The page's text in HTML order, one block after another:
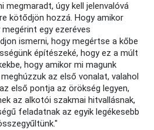
megmaradt, úgy kell jelenvalóvá
kötődjön hozzá. Hogy amikor
egy ezeréves
ismerni, hogy megértse a kőbe
építészeké, hogy ez a múlt
hogy amikor mi magunk
az első vonalat, valahol
első pontja az örökség legyen,
az alkotói szakmai hitvallásnak,
feladatnak az egyik legékesebb